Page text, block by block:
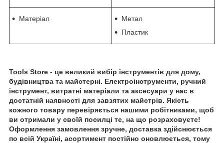
Матеріал
Метал
Пластик
Tools Store - це великий вибір інструментів для дому,
будівництва та майстерні. Електроінструменти, ручний
інструмент, витратні матеріали та аксесуари у нас в
достатній наявності для завзятих майстрів. Якість
кожного товару перевіряється нашими робітниками, щоб
ви отримали у своїй посилці те, на що розраховуєте!
Оформлення замовлення зручне, доставка здійснюється
по всій Україні, асортимент постійно оновлюється, тому